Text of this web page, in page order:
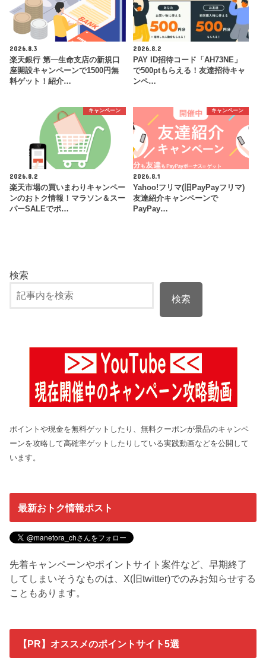
2026.8.3
楽天銀行 第一生命支店の新規口
座開設キャンペーンで1500円無
料ゲット！紹介…
2026.8.2
PAY ID招待コード「AH73NE」
で500ptもらえる！友達招待キャ
ンペ…
キャンペーン
2026.8.2
楽天市場の買いまわりキャンペー
ンのおトク情報！マラソン＆スー
パーSALEでポ…
キャンペーン
2026.8.1
Yahoo!フリマ(旧PayPayフリマ)
友達紹介キャンペーンで
PayPay…
検索
検索
ポイントや現金を無料ゲットしたり、無料クーポンが景品のキャンペ
ーンを攻略して高確率ゲットしたりしている実践動画などを公開して
います。
最新おトク情報ポスト
先着キャンペーンやポイントサイト案件など、早期終了
してしまいそうなものは、X(旧twitter)でのみお知らせする
こともあります。
【PR】オススメのポイントサイト5選